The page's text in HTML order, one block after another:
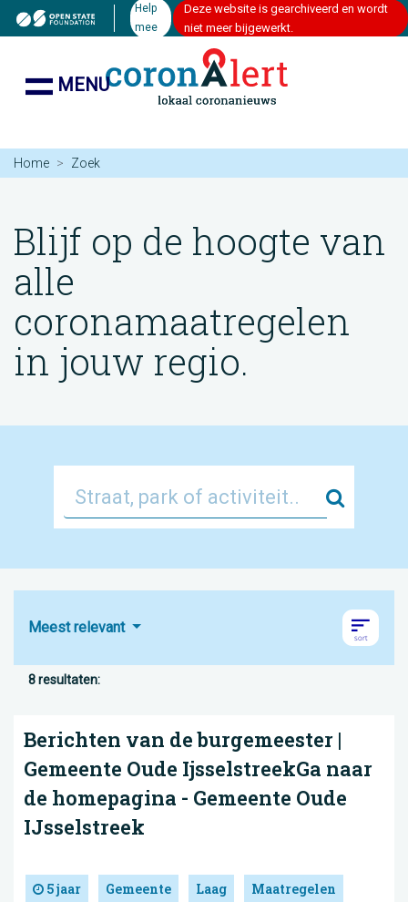
Help
mee
Deze website is gearchiveerd en wordt
niet meer bijgewerkt.
MENU
Home Zoek
Blijf op de hoogte van
alle
coronamaatregelen
in jouw regio.
Zoek
Meest relevant
8 resultaten:
Berichten van de burgemeester |
Gemeente Oude IjsselstreekGa naar
de homepagina - Gemeente Oude
IJsselstreek
5 jaar Gemeente Laag Maatregelen